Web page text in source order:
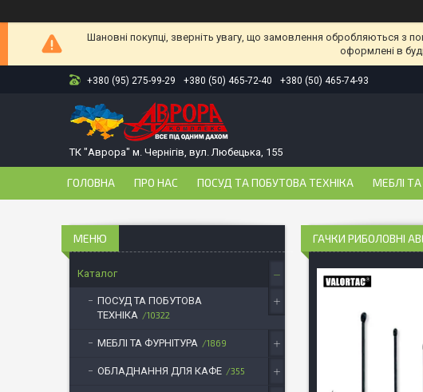
Шановні покупці, зверніть увагу, що замовлення обробляються з
оформлені в
+380 (95) 275-99-29 +380 (50) 465-72-40 +380 (50) 465-74-93
ТК "Аврора" м. Чернігів, вул. Любецька, 155
ГОЛОВНА ПРО НАС ПОСУД ТА ПОБУТОВА ТЕХНІКА МЕБЛІ
ГАЧКИ РИБОЛОВНІ
Каталог
ПОСУД ТА ПОБУТОВА
ТЕХНІКА
10322
МЕБЛІ ТА ФУРНІТУРА 1869
ОБЛАДНАННЯ ДЛЯ КАФЕ 355